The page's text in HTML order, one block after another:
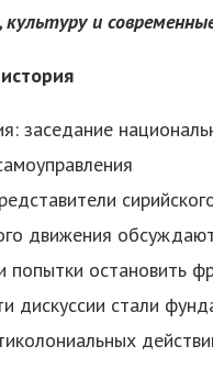
культуру и
заседание
движения
попытки остановить
дискуссии стали